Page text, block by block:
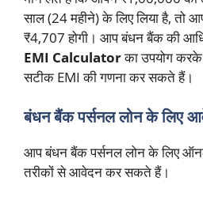
साल (24 महीने) के लिए लिया है, तो
₹4,707 होगी। आप बंधन बैंक की
EMI Calculatorका उपयोग
सटीक EMI की गणना कर सकते हैं।
बंधन बैंक पर्सनल लोन के लिए
आप बंधन बैंक पर्सनल लोन के लिए
तरीकों से आवेदन कर सकते हैं।